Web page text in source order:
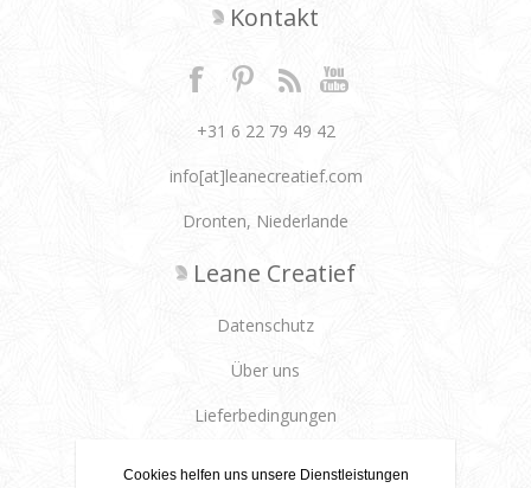
Kontakt
+31 6 22 79 49 42
info[at]leanecreatief.com
Dronten, Niederlande
Leane Creatief
Datenschutz
Über uns
Lieferbedingungen
Kundendienst
Cookies helfen uns unsere Dienstleistungen